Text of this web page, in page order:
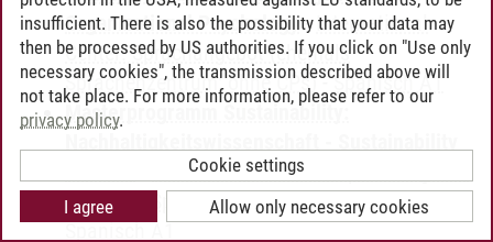
Organizational Psychology-International
Center: Sprachangebot (ehemals
Sprachenzentrum; ohne CPs)-Spanisch A1
Masterprogramm Sustainability:
International Center: Sprachangebot
(ehemals Sprachenzentrum; ohne CPs)-
Spanisch A1
insufficient. There is also the possibility that your data may
then be processed by US authorities. If you click on "Use only
necessary cookies", the transmission described above will
not take place. For more information, please refer to our
privacy policy.
Cookie settings
Allow only necessary cookies
I agree